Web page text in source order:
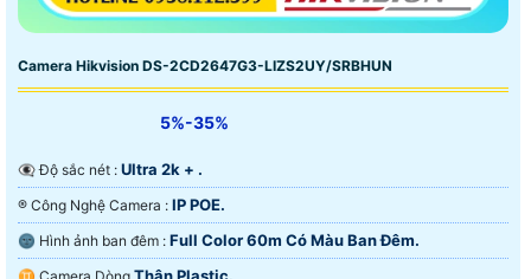
Camera Hikvision DS-2CD2647G3-LIZS2UY/SRBHUN
5%-35%
👁️‍🗨 Độ sắc nét : Ultra 2k + .
®️ Công Nghệ Camera : IP POE.
🌚 Hình ảnh ban đêm : Full Color 60m Có Màu Ban Ðêm.